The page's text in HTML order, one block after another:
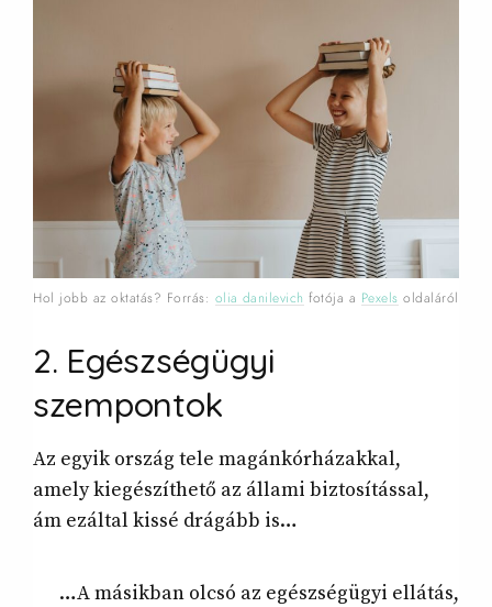
Hol jobb az oktatás? Forrás: olia danilevich fotója a Pexels oldaláról
2. Egészségügyi
szempontok
Az egyik ország tele magánkórházakkal,
amely kiegészíthető az állami biztosítással,
ám ezáltal kissé drágább is…
…A másikban olcsó az egészségügyi ellátás,